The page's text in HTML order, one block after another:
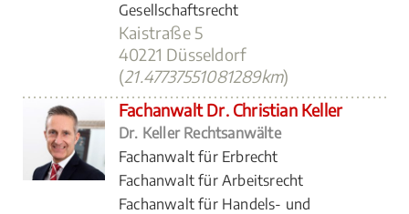
Gesellschaftsrecht
Kaistraße 5
40221 Düsseldorf
(21.47737551081289km)
Fachanwalt Dr. Christian Keller
Dr. Keller Rechtsanwälte
Fachanwalt für Erbrecht
Fachanwalt für Arbeitsrecht
Fachanwalt für Handels- und